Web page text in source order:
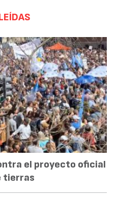
el proyecto oficial
tierras